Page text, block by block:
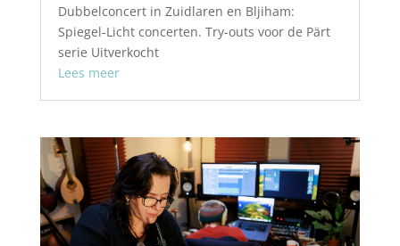
Dubbelconcert in Zuidlaren en Bljiham:
Spiegel-Licht concerten. Try-outs voor de Pärt
serie Uitverkocht
Lees meer